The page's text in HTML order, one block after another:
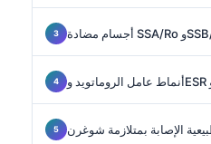
الإصابة بمتلازمة شوغرن